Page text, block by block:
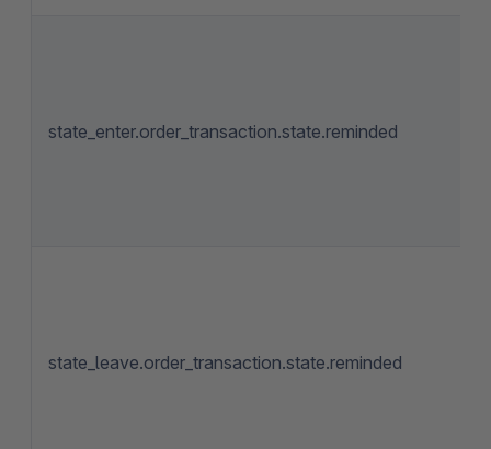
state_enter.order_transaction.state.reminded
state_leave.order_transaction.state.reminded